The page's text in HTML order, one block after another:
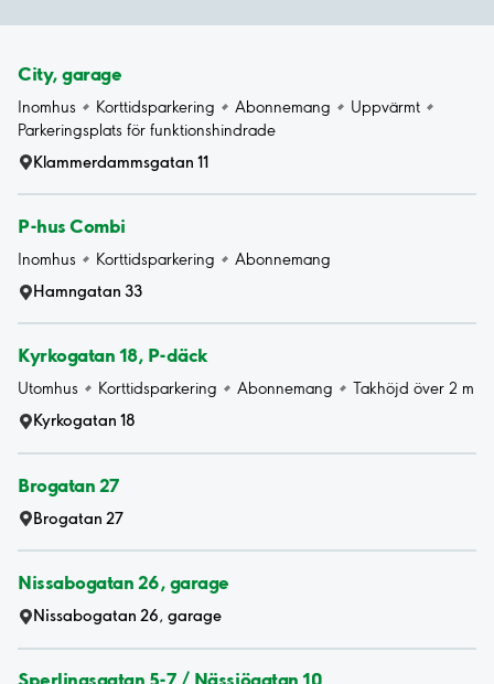
City, garage
Inomhus Korttidsparkering Abonnemang
Uppvärmt
Parkeringsplats för funktionshindrade
Klammerdammsgatan 11
P-hus Combi
Inomhus Korttidsparkering
Abonnemang
Hamngatan 33
Kyrkogatan 18, P-däck
Utomhus Korttidsparkering Abonnemang
Takhöjd över 2 m
Kyrkogatan 18
Brogatan 27
Brogatan 27
Nissabogatan 26, garage
Nissabogatan 26, garage